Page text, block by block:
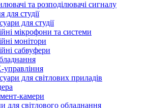
та розподілювачі сигналу
для студії
для студії
мікрофони та системи
монітори
сабвуфери
для світлових приладів
камери
для світлового обладнання